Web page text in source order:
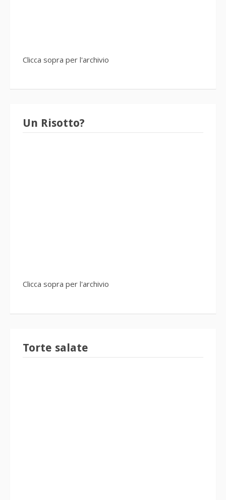
Clicca sopra per l'archivio
Un Risotto?
Clicca sopra per l'archivio
Torte salate